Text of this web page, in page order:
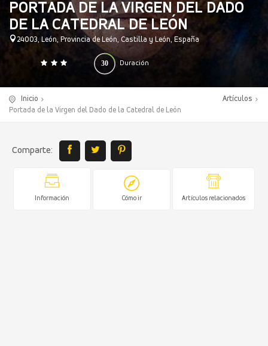
PORTADA DE LA VIRGEN DEL DADO
DE LA CATEDRAL DE LEÓN
24003, León, Provincia de León, Castilla y León, España
Duración
30
0 140
Inicio
Artículos
Portada de la Virgen del Dado de la Catedral de León
Comparte:
Información Cómo ir Artículos relacionados